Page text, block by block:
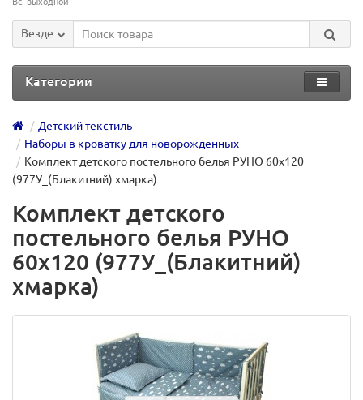
Везде
Категории
Детский текстиль
Наборы в кроватку для новорожденных
Комплект детского постельного белья РУНО 60х120
(977У_(Блакитний) хмарка)
Комплект детского
постельного белья РУНО
60х120 (977У_(Блакитний)
хмарка)